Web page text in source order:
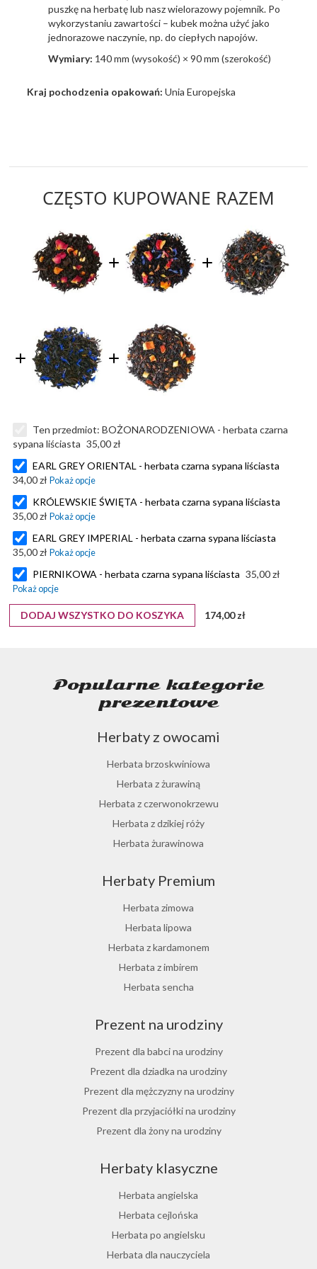
puszkę na herbatę lub nasz wielorazowy pojemnik. Po
wykorzystaniu zawartości – kubek można użyć jako
jednorazowe naczynie, np. do ciepłych napojów.
Wymiary: 140 mm (wysokość) × 90 mm (szerokość)
Kraj pochodzenia opakowań: Unia Europejska
CZĘSTO KUPOWANE RAZEM
Ten przedmiot:BOŻONARODZENIOWA - herbata czarna
sypana liściasta 35,00 zł
EARL GREY ORIENTAL - herbata czarna sypana liściasta
34,00 zł
KRÓLEWSKIE ŚWIĘTA - herbata czarna sypana liściasta
35,00 zł
EARL GREY IMPERIAL - herbata czarna sypana liściasta
35,00 zł
PIERNIKOWA - herbata czarna sypana liściasta 35,00 zł
DODAJ WSZYSTKO DO KOSZYKA 174,00 zł
Popularne kategorie
prezentowe
Herbaty z owocami
Herbata brzoskwiniowa
Herbata z żurawiną
Herbata z czerwonokrzewu
Herbata z dzikiej róży
Herbata żurawinowa
Ostrokrzew paragwajski
Hibiskus herbata
Herbata różana
Herbata z lukrecji
Herbata z rokitnika
Herbata jesienna
Herbaty Premium
Herbata zimowa
Herbata lipowa
Herbata z kardamonem
Herbata z imbirem
Herbata sencha
Herbata jaśminowa
Herbata jasminowa
Herbata rumiankowa
Koper włoski herbata
Herbata z goździkami
Herbata z cynamonem
Prezent na urodziny
Prezent dla babci na urodziny
Prezent dla dziadka na urodziny
Prezent dla mężczyzny na urodziny
Prezent dla przyjaciółki na urodziny
Prezent dla żony na urodziny
Prezent dla dziewczyny na urodziny
Prezent dla koleżanki na urodziny
Prezent dla mamy na urodziny
Prezent dla taty na urodziny
Prezent dla męża na urodziny
Herbaty klasyczne
Herbata angielska
Herbata cejlońska
Herbata po angielsku
Herbata dla nauczyciela